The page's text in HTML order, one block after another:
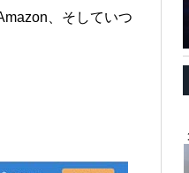
、そしていつ